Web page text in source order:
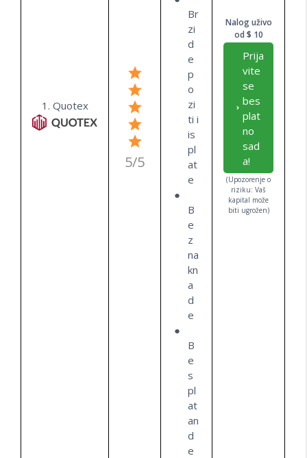
1. Quotex
5/5
Br
zi
d
e
p
o
zi
ti i
is
pl
at
e
B
e
z
na
kn
a
d
e
B
e
s
pl
at
an
d
e
Nalog uživo
od $ 10
Prija
vite
se
bes
plat
no
sad
a!
(Upozorenje o
riziku: Vaš
kapital može
biti ugrožen)